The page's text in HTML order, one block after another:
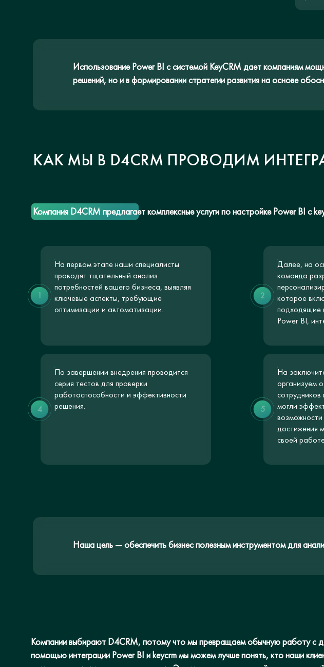
Использование Power BI с системой KeyCRM дает компаниям
решений, но и в формировании стратегии развития на основе
КАК МЫ В D4CRM ПРОВОДИМ
Компания D4CRM предлагает комплексные услуги по настройке Power BI
На первом этапе наши специалисты
проводят тщательный анализ
потребностей вашего бизнеса, выявляя
ключевые аспекты, требующие
оптимизации и автоматизации.
1
Далее, на
команда
которое
подходящие
Power BI,
2
По завершении внедрения проводится
серия тестов для проверки
работоспособности и эффективности
решения.
4
На
организуем
могли
достижения
своей
5
Наша цель — обеспечить бизнес полезным инструментом для
Компании выбирают D4CRM, потому что мы превращаем обычную работу с
помощью интеграции Power BI и keycrm мы можем лучше понять, кто наши